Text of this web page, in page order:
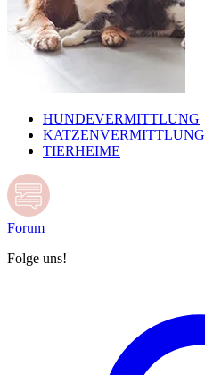
HUNDEVERMITTLUNG
KATZENVERMITTLUNG
TIERHEIME
Forum
Folge uns!